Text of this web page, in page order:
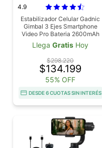
4.9
Estabilizador Celular Gadnic
Gimbal 3 Ejes Smartphone
Video Pro Bateria 2600mAh
Llega Gratis Hoy
$298.220
$134.199
55% OFF
DESDE 6 CUOTAS SIN INTERÉS